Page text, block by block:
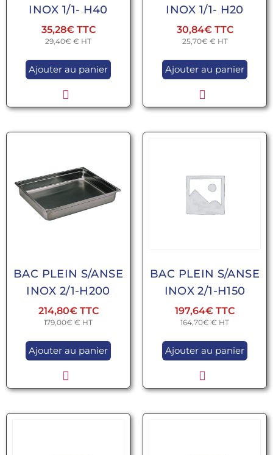
INOX 1/1- H40
35,28€
29,40€ € HT
Ajouter au panier
INOX 1/1- H20
30,84€
25,70€ € HT
Ajouter au panier
BAC PLEIN S/ANSE
INOX 2/1-H200
214,80€
179,00€ € HT
Ajouter au panier
BAC PLEIN S/ANSE
INOX 2/1-H150
197,64€
164,70€ € HT
Ajouter au panier